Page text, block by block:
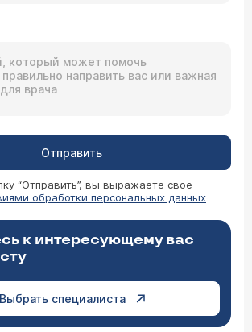
Отправить
“Отправить”, вы выражаете свое
обработки персональных данных
к интересующему вас
Выбрать специалиста